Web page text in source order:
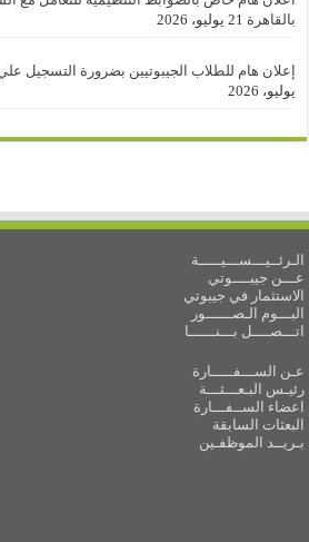
بالقاهرة 21 يوليو، 2026
إعلان هام للطلاب الجيبوتيين بضرورة التسجيل
يوليو، 2026
الـرئــيـــســـيـــــة
عـــن جيبــــوتي
الاستثمار في جيبوتي
البـــوم الـصــــــور
اتـــصــــل بـــنــــــا
عـن الســـفـــــارة
رئيـس البـعـــثـــة
اعضاء الســفـــارة
البعثات السابقة
بـريــد الموظفـين